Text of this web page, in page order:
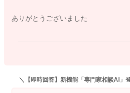
ありがとうございました
＼【即時回答】新機能「専門家相談AI」